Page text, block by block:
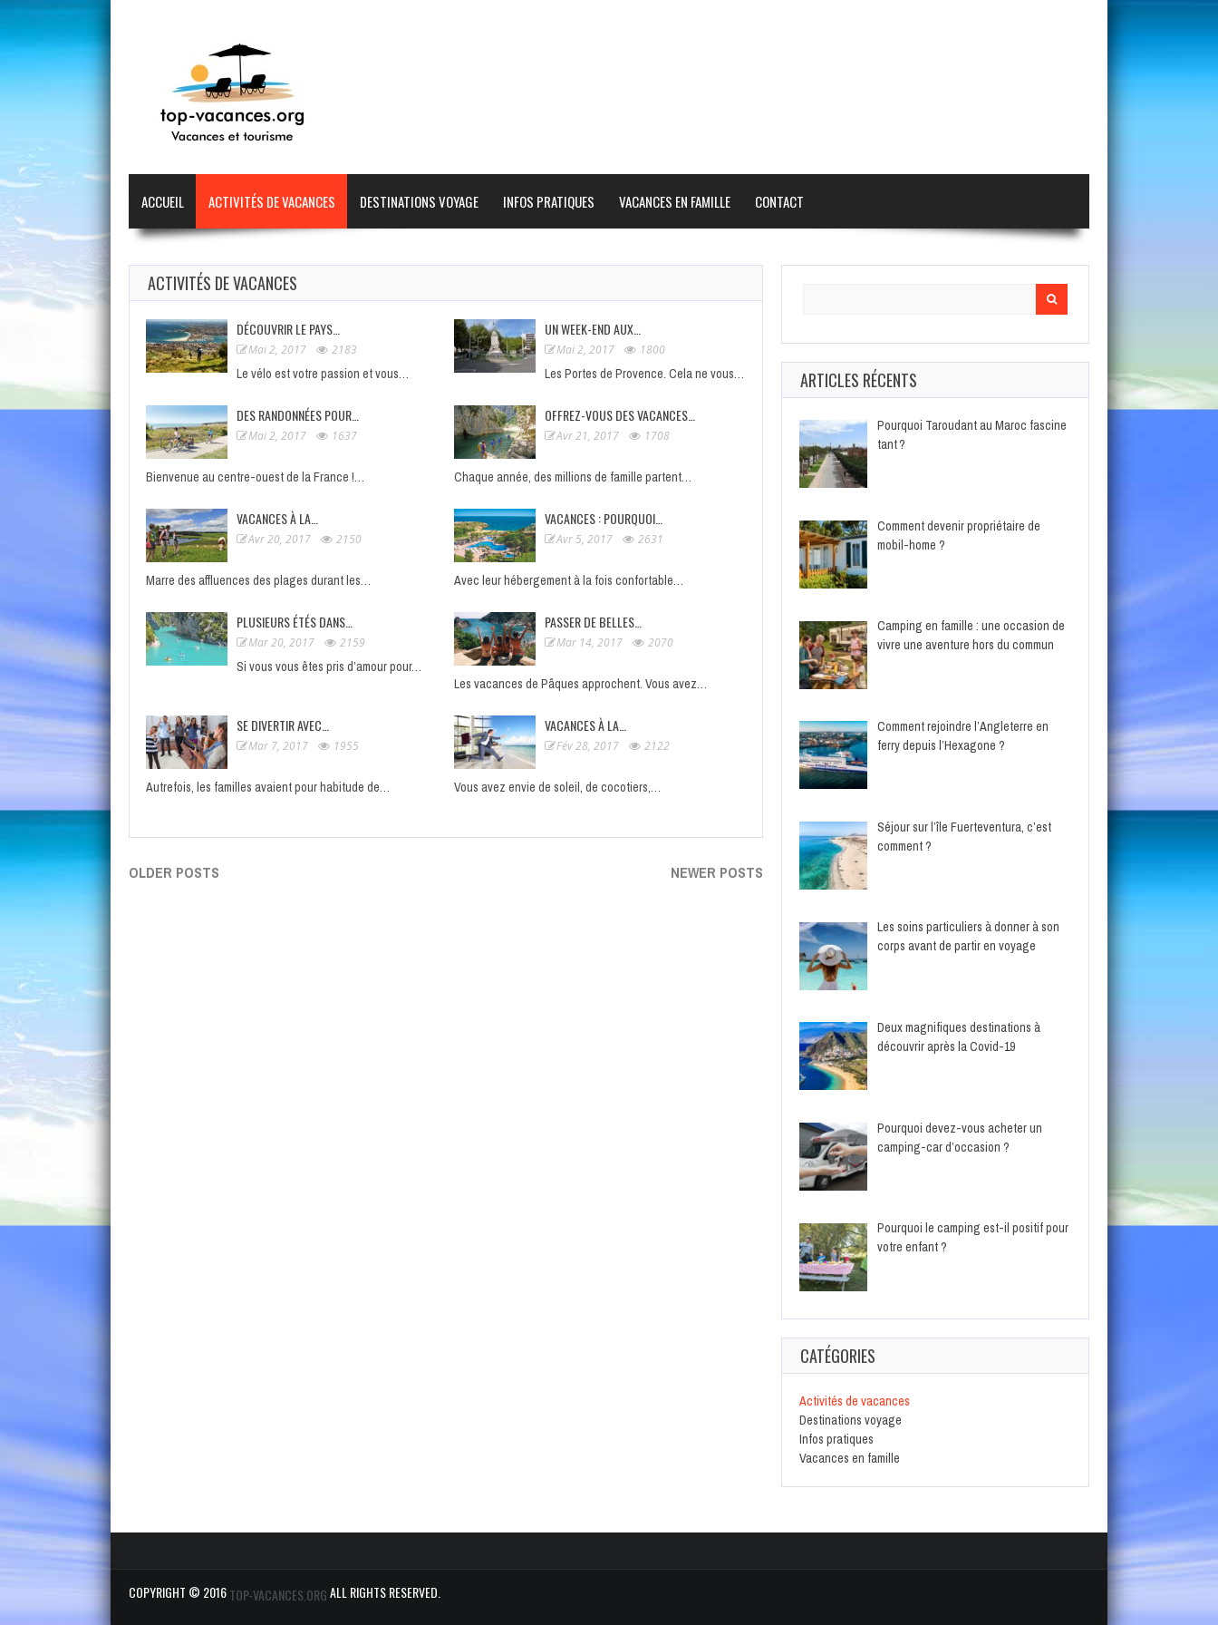
ACCUEIL ACTIVITÉS DE VACANCES DESTINATIONS VOYAGE INFOS PRATIQUES VACANCES EN FAMILLE CONTACT
ACTIVITÉS DE VACANCES
DÉCOUVRIR LE PAYS…
Mai 2, 2017 2183
Le vélo est votre passion et vous…
UN WEEK-END AUX…
Mai 2, 2017 1800
Les Portes de Provence. Cela ne vous…
DES RANDONNÉES POUR…
Mai 2, 2017 1637
Bienvenue au centre-ouest de la France !…
OFFREZ-VOUS DES VACANCES…
Avr 21, 2017 1708
Chaque année, des millions de famille partent…
VACANCES À LA…
Avr 20, 2017 2150
Marre des affluences des plages durant les…
VACANCES : POURQUOI…
Avr 5, 2017 2631
Avec leur hébergement à la fois confortable…
PLUSIEURS ÉTÉS DANS…
Mar 20, 2017 2159
Si vous vous êtes pris d’amour pour…
PASSER DE BELLES…
Mar 14, 2017 2070
Les vacances de Pâques approchent. Vous avez…
SE DIVERTIR AVEC…
Mar 7, 2017 1955
Autrefois, les familles avaient pour habitude de…
VACANCES À LA…
Fév 28, 2017 2122
Vous avez envie de soleil, de cocotiers,…
OLDER POSTS NEWER POSTS
ARTICLES RÉCENTS
Pourquoi Taroudant au Maroc fascine
tant ?
Comment devenir propriétaire de
mobil-home ?
Camping en famille : une occasion de
vivre une aventure hors du commun
Comment rejoindre l’Angleterre en
ferry depuis l’Hexagone ?
Séjour sur l’île Fuerteventura, c’est
comment ?
Les soins particuliers à donner à son
corps avant de partir en voyage
Deux magnifiques destinations à
découvrir après la Covid-19
Pourquoi devez-vous acheter un
camping-car d’occasion ?
Pourquoi le camping est-il positif pour
votre enfant ?
CATÉGORIES
Activités de vacances
Destinations voyage
Infos pratiques
Vacances en famille
COPYRIGHT © 2016TOP-VACANCES.ORGALL RIGHTS RESERVED.